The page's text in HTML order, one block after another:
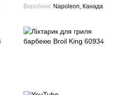
Виробник Napoleon, Канада